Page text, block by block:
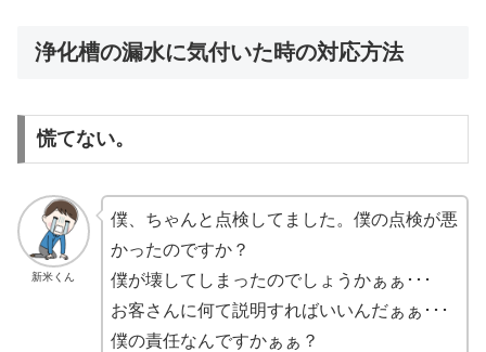
浄化槽の漏水に気付いた時の対応方法
慌てない。
新米くん
僕、ちゃんと点検してました。僕の点検が悪
かったのですか？
僕が壊してしまったのでしょうかぁぁ･･･
お客さんに何て説明すればいいんだぁぁ･･･
僕の責任なんですかぁぁ？